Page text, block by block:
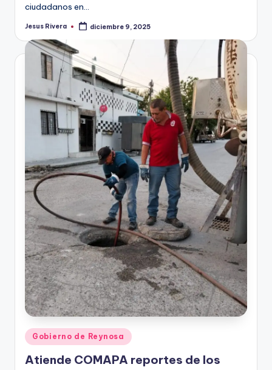
ciudadanos en…
Publicado
Jesus Rivera diciembre 9, 2025
Publicado
en
Gobierno de Reynosa
Atiende COMAPA reportes de los